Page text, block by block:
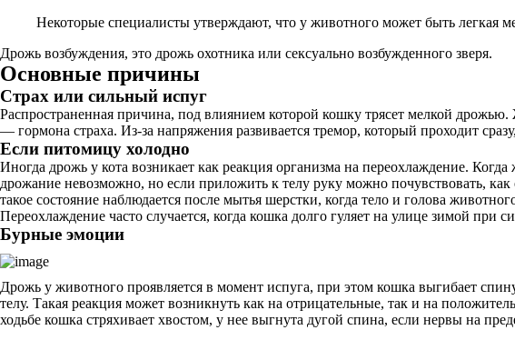
Некоторые специалисты утверждают, что у животного может быть легкая
Дрожь возбуждения, это дрожь охотника или сексуально возбужденного зверя.
Основные причины
Страх или сильный испуг
Распространенная причина, под влиянием которой кошку трясет мелкой
— гормона страха. Из-за напряжения развивается тремор, который проходит
Если питомицу холодно
Иногда дрожь у кота возникает как реакция организма на переохлаждение.
дрожание невозможно, но если приложить к телу руку можно почувствовать,
такое состояние наблюдается после мытья шерстки, когда тело и голова
Переохлаждение часто случается, когда кошка долго гуляет на улице зимой
Бурные эмоции
Дрожь у животного проявляется в момент испуга, при этом кошка выгибает
телу. Такая реакция может возникнуть как на отрицательные, так и на
ходьбе кошка стряхивает хвостом, у нее выгнута дугой спина, если нервы на